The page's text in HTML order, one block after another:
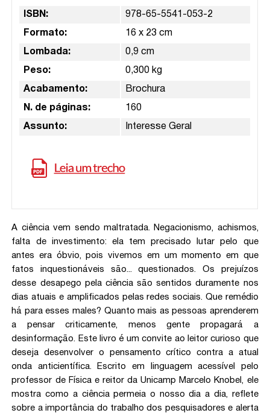
ISBN: 978-65-5541-053-2
Formato: 16 x 23 cm
Lombada: 0,9 cm
Peso: 0,300 kg
Acabamento: Brochura
N. de páginas: 160
Assunto: Interesse Geral
A ciência vem sendo maltratada. Negacionismo, achismos,
falta de investimento: ela tem precisado lutar pelo que
antes era óbvio, pois vivemos em um momento em que
fatos inquestionáveis são... questionados. Os prejuízos
desse desapego pela ciência são sentidos duramente nos
dias atuais e amplificados pelas redes sociais. Que remédio
há para esses males? Quanto mais as pessoas aprenderem
a pensar criticamente, menos gente propagará a
desinformação. Este livro é um convite ao leitor curioso que
deseja desenvolver o pensamento crítico contra a atual
onda anticientífica. Escrito em linguagem acessível pelo
professor de Física e reitor da Unicamp Marcelo Knobel, ele
mostra como a ciência permeia o nosso dia a dia, reflete
sobre a importância do trabalho dos pesquisadores e alerta